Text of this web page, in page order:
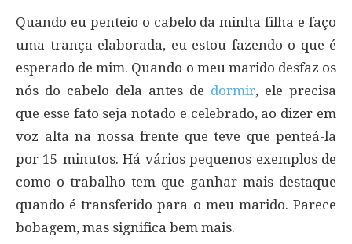
Quando eu penteio o cabelo da minha filha e faço
uma trança elaborada, eu estou fazendo o que é
esperado de mim. Quando o meu marido desfaz os
nós do cabelo dela antes de dormir, ele precisa
que esse fato seja notado e celebrado, ao dizer em
voz alta na nossa frente que teve que penteá-la
por 15 minutos. Há vários pequenos exemplos de
como o trabalho tem que ganhar mais destaque
quando é transferido para o meu marido. Parece
bobagem, mas significa bem mais.